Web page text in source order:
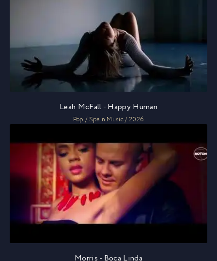
Leah McFall - Happy Human
Pop / Spain Music / 2026
Morris - Boca Linda